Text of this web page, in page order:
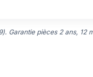
Garantie pièces 2 ans, 12